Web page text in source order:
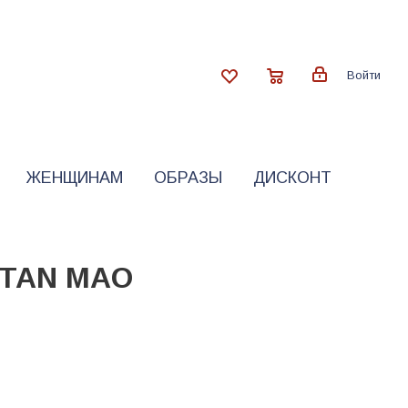
Войти
ЖЕНЩИНАМ ОБРАЗЫ ДИСКОНТ
MAO